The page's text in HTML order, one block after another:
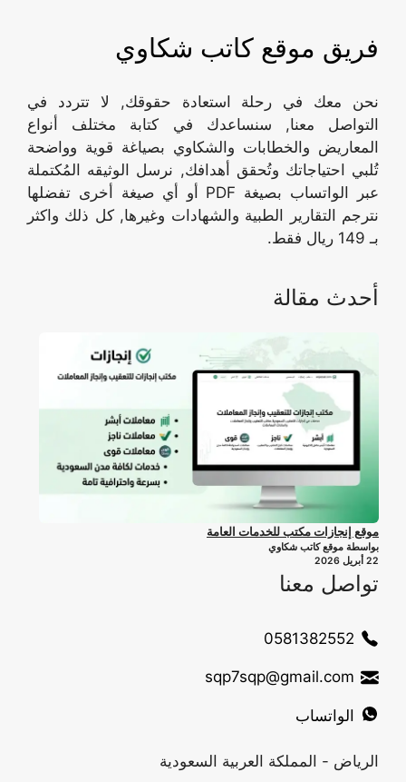
فريق موقع كاتب شكاوي
نحن معك في رحلة استعادة حقوقك, لا تتردد في
التواصل معنا, سنساعدك في كتابة مختلف أنواع
المعاريض والخطابات والشكاوي بصياغة قوية وواضحة
تُلبي احتياجاتك وتُحقق أهدافك, نرسل الوثيقه المُكتملة
عبر الواتساب بصيغة PDF أو أي صيغة أخرى تفضلها
نترجم التقارير الطبية والشهادات وغيرها, كل ذلك واكثر
بـ 149 ريال فقط.
أحدث مقالة
موقع إنجازات مكتب للخدمات العامة
بواسطة موقع كاتب شكاوي
22 أبريل 2026
تواصل معنا
0581382552
sqp7sqp@gmail.com
الواتساب
الرياض - المملكة العربية السعودية